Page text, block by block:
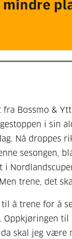
Bossmo &
i sin
Nå droppes
sesongen,
i
trene, det
til å trene for å
Oppkjøringen til
skal jeg være